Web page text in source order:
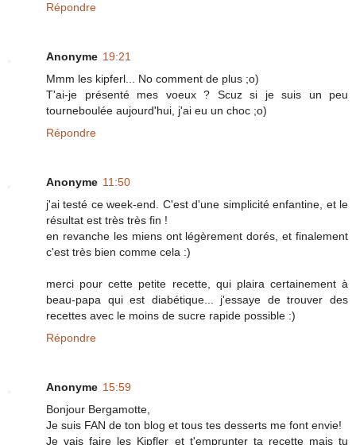
Répondre
Anonyme 19:21
Mmm les kipferl... No comment de plus ;o)
T'ai-je présenté mes voeux ? Scuz si je suis un peu
tourneboulée aujourd'hui, j'ai eu un choc ;o)
Répondre
Anonyme 11:50
j'ai testé ce week-end. C'est d'une simplicité enfantine, et le
résultat est très très fin !
en revanche les miens ont légèrement dorés, et finalement
c'est très bien comme cela :)
merci pour cette petite recette, qui plaira certainement à
beau-papa qui est diabétique... j'essaye de trouver des
recettes avec le moins de sucre rapide possible :)
Répondre
Anonyme 15:59
Bonjour Bergamotte,
Je suis FAN de ton blog et tous tes desserts me font envie!
Je vais faire les Kipfler et t'emprunter ta recette mais tu